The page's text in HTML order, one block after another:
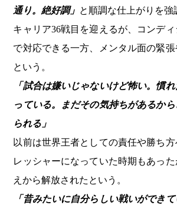
通り。絶好調」 と順調な仕上がりを強
キャリア36戦目を迎えるが、コンデ
で対応できる一方、メンタル面の緊
という。
「試合は嫌いじゃないけど怖い。慣
っている。まだその気持ちがあるか
られる」
以前は世界王者としての責任や勝ち
レッシャーになっていた時期もあっ
えから解放されたという。
「昔みたいに自分らしい戦いができて